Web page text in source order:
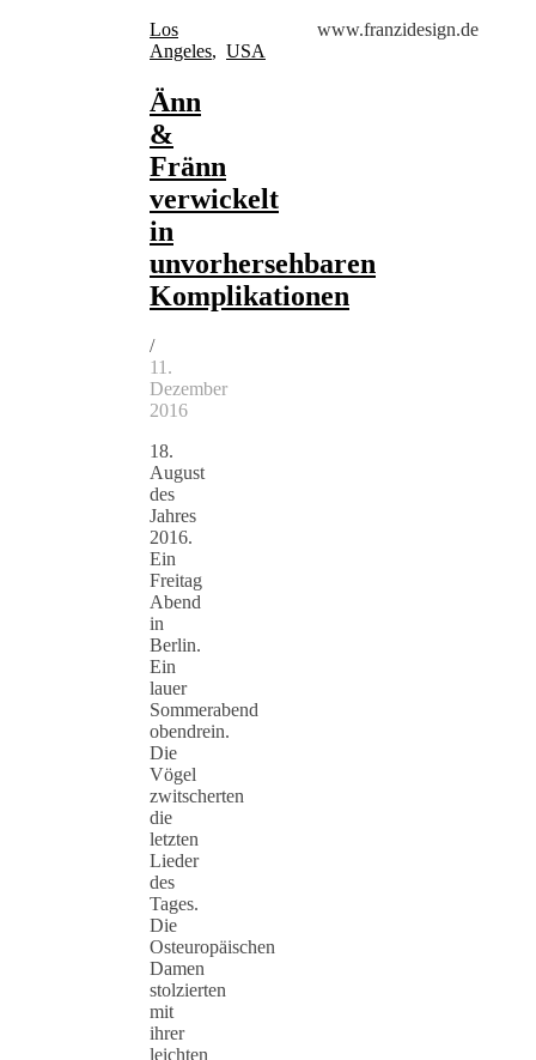
Los
Angeles, USA
Änn
&
Fränn
verwickelt
in
unvorhersehbaren
Komplikationen
/
11.
Dezember
2016
18.
August
des
Jahres
2016.
Ein
Freitag
Abend
in
Berlin.
Ein
lauer
Sommerabend
obendrein.
Die
Vögel
zwitscherten
die
letzten
Lieder
des
Tages.
Die
Osteuropäischen
Damen
stolzierten
mit
ihrer
leichten
www.franzidesign.de